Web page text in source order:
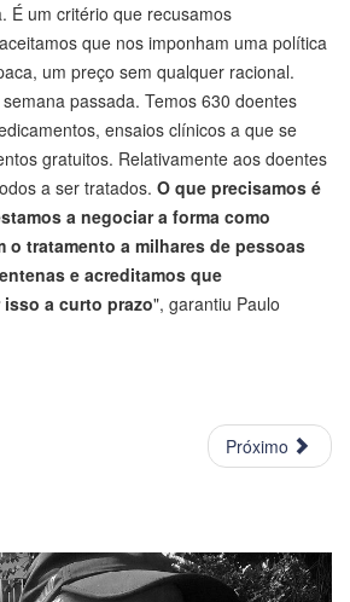
É um critério que recusamos
que nos imponham uma política
um preço sem qualquer racional.
passada. Temos 630 doentes
ensaios clínicos a que se
gratuitos. Relativamente aos doentes
a ser tratados. O que precisamos é
a negociar a forma como
o tratamento a milhares de pessoas
e acreditamos que
a curto prazo", garantiu Paulo
Próximo